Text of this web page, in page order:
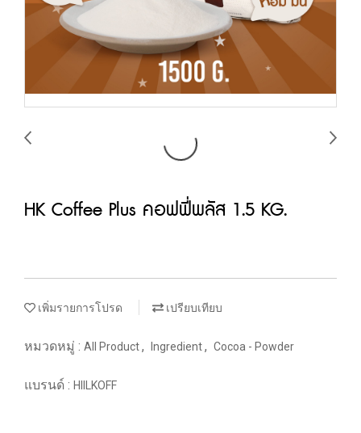
HK Coffee Plus คอฟฟี่พลัส 1.5 KG.
เพิ่มรายการโปรด เปรียบเทียบ
หมวดหมู่ : All Product, Ingredient, Cocoa - Powder
แบรนด์ : HIILKOFF